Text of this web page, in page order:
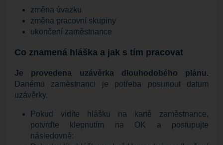
změna úvazku
změna pracovní skupiny
ukončení zaměstnance
Co znamená hláška a jak s tím pracovat
Je provedena uzávěrka dlouhodobého plánu.
Danému zaměstnanci je potřeba posunout datum
uzávěrky.
Pokud vidíte hlášku na kartě zaměstnance,
potvrďte klepnutím na OK a postupujte
následovně: